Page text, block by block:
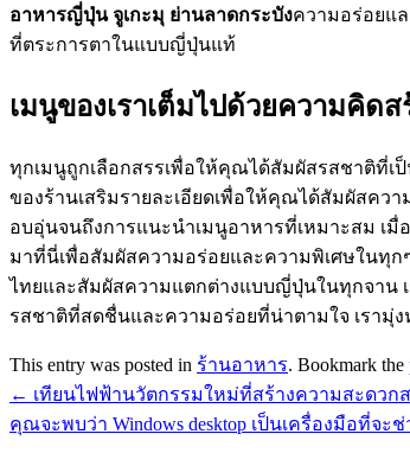
อาหารญี่ปุ่น จูเกะมุ ย่านลาดกระบังความอร่อยแ
ที่ตระการตาในแบบญี่ปุ่นแท้
เมนูของเราเต็มไปด้วยความคิด
ทุกเมนูถูกเลือกสรรเพื่อให้คุณได้สัมผัสรสชาติที่
ของร้านเสริมรายละเอียดเพื่อให้คุณได้สัมผัสคว
อบอุ่นจนถึงการแนะนำเมนูอาหารที่เหมาะสม
มาที่นี่เพื่อสัมผัสความอร่อยและความพิเศษในทุ
ไทยและสัมผัสความแตกต่างแบบญี่ปุ่นในทุกจาน
รสชาติที่สดชื่นและความอร่อยที่น่าตามใจ เรามุ่
This entry was posted in ร้านอาหาร. Bookmark the
← เทียนไฟฟ้านวัตกรรมใหม่ที่สร้างความสะดวก
คุณจะพบว่า Windows desktop เป็นเครื่องมือที่จะ